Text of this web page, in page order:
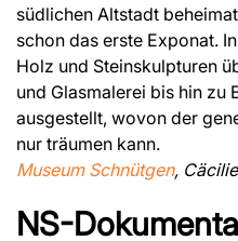
südlichen Altstadt
schon das erste Exponat.
Holz und Steinskulpturen
und Glasmalerei bis hin zu
ausgestellt, wovon der
nur träumen kann.
Museum Schnütgen,
NS-